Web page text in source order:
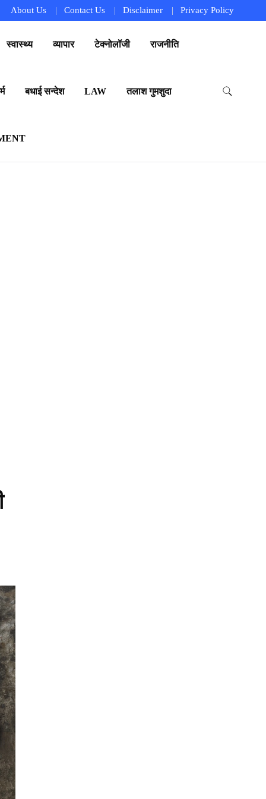
About Us Contact Us Disclaimer Privacy Policy
स्वास्थ्य व्यापार टेक्नोलॉजी राजनीति
बधाई सन्देश LAW तलाश गुमशुदा